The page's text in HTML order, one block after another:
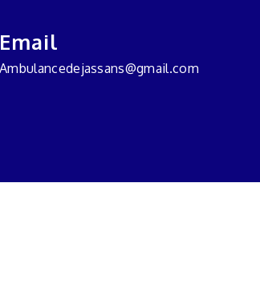
Email
ambulancedejassans@gmail.com